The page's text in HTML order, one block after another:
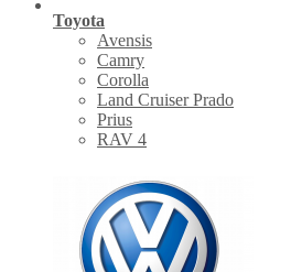
Toyota
Avensis
Camry
Corolla
Land Cruiser Prado
Prius
RAV 4